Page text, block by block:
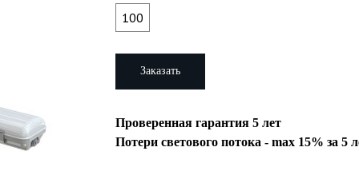
100
Заказать
Проверенная гарантия 5 лет
Потери светового потока - max 15% за 5